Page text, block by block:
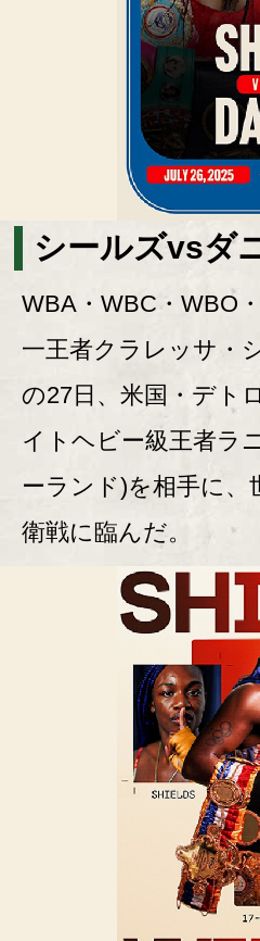
シールズvsダ
WBA・WBC・WBO
一王者クラレッサ・
の27日、米国・デト
イトヘビー級王者ラ
ーランド)を相手に、
衛戦に臨んだ。